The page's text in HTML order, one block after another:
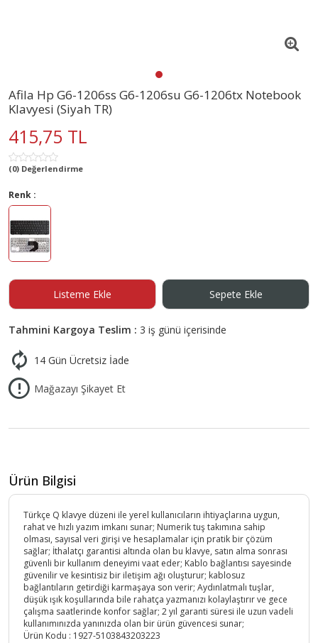
Afila Hp G6-1206ss G6-1206su G6-1206tx Notebook
Klavyesi (Siyah TR)
415,75 TL
(0) Değerlendirme
Renk :
Listeme Ekle Sepete Ekle
Tahmini Kargoya Teslim : 3 iş günü içerisinde
14 Gün Ücretsiz İade
Mağazayı Şikayet Et
Ürün Bilgisi
Türkçe Q klavye düzeni ile yerel kullanıcıların ihtiyaçlarına uygun,
rahat ve hızlı yazım imkanı sunar; Numerik tuş takımına sahip
olması, sayısal veri girişi ve hesaplamalar için pratik bir çözüm
sağlar; İthalatçı garantisi altında olan bu klavye, satın alma sonrası
güvenli bir kullanım deneyimi vaat eder; Kablo bağlantısı sayesinde
güvenilir ve kesintisiz bir iletişim ağı oluşturur; kablosuz
bağlantıların getirdiği karmaşaya son verir; Aydınlatmalı tuşlar,
düşük ışık koşullarında bile rahatça yazmanızı kolaylaştırır ve gece
çalışma saatlerinde konfor sağlar; 2 yıl garanti süresi ile uzun vadeli
kullanımınızda yanınızda olan bir ürün güvencesi sunar;
Ürün Kodu : 1927-5103843203223